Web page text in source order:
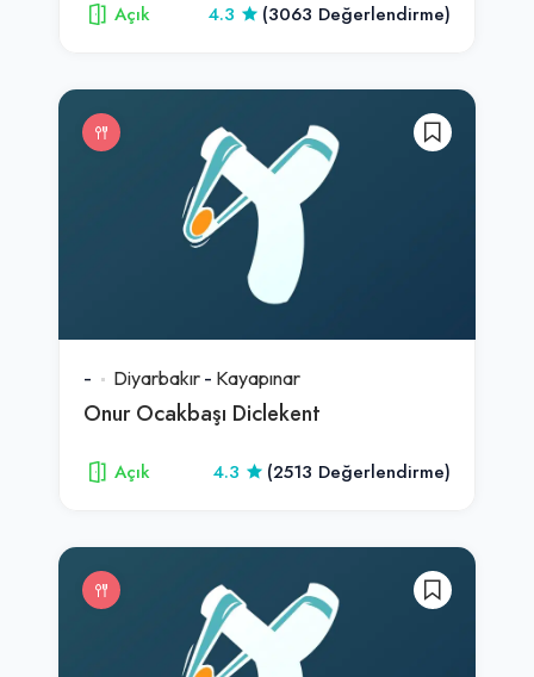
Açık 4.3 (3063 Değerlendirme)
- Diyarbakır - Kayapınar
Onur Ocakbaşı Diclekent
Açık 4.3 (2513 Değerlendirme)